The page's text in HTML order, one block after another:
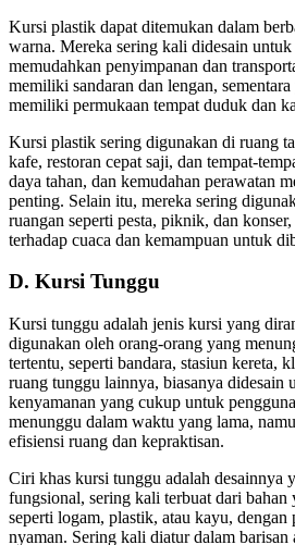
Kursi plastik dapat ditemukan dalam
warna. Mereka sering kali didesain
memudahkan penyimpanan dan
memiliki sandaran dan lengan,
memiliki permukaan tempat duduk dan
Kursi plastik sering digunakan di ruang
kafe, restoran cepat saji, dan tempat-
daya tahan, dan kemudahan perawatan
penting. Selain itu, mereka sering
ruangan seperti pesta, piknik, dan
terhadap cuaca dan kemampuan untuk
D. Kursi Tunggu
Kursi tunggu adalah jenis kursi yang
digunakan oleh orang-orang yang
tertentu, seperti bandara, stasiun kereta,
ruang tunggu lainnya, biasanya didesain
kenyamanan yang cukup untuk
menunggu dalam waktu yang lama,
efisiensi ruang dan kepraktisan.
Ciri khas kursi tunggu adalah desainnya
fungsional, sering kali terbuat dari bahan
seperti logam, plastik, atau kayu, dengan
nyaman. Sering kali diatur dalam